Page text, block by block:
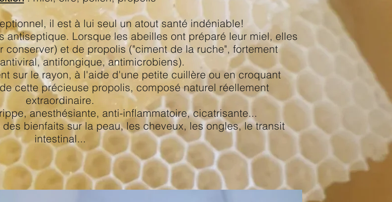
il est à lui seul un atout santé indéniable!
antiseptique. Lorsque les abeilles ont préparé leur miel, elles
et de propolis ("ciment de la ruche", fortement
antifongique,antimicrobiens).
sur le rayon, à l'aide d'une petite cuillère ou en croquant
cette précieuse propolis, composé naturel réellement
extraordinaire.
anesthésiante, anti-inflammatoire, cicatrisante...
bienfaits sur la peau, les cheveux, les ongles, le transit
intestinal...